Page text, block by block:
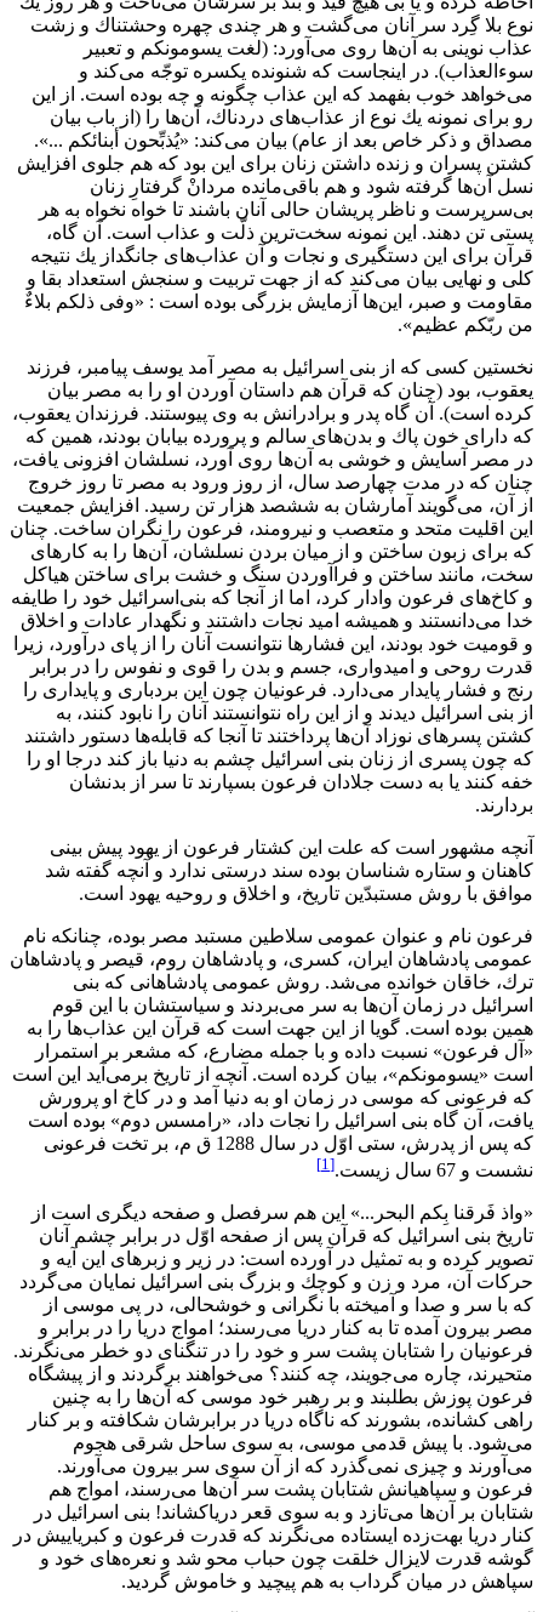
نوع بلا گِرد سر آنان مى‌گشت و هر چندى چهره وحشتناك و زشت
عذاب نوينى به آن‌ها روى مى‌آورد: (لغت يسومونكم و تعبير
سوءالعذاب). در اينجاست كه شنونده يكسره توجّه مى‌كند و
مى‌خواهد خوب بفهمد كه اين عذاب چگونه و چه بوده است. از اين
رو براى نمونه يك نوع از عذاب‌هاى دردناك، آن‌ها را (از باب بيان
مصداق و ذكر خاص بعد از عام) بيان مى‌كند: «يُذبِّحون أبنائكم ...».
كشتن پسران و زنده داشتن زنان براى اين بود كه هم جلوى افزايش
نسل آن‌ها گرفته شود و هم باقى‌مانده مردانْ گرفتارِ زنان
بى‌سرپرست و ناظر پريشان حالى آنان باشند تا خواه نخواه به هر
پستى تن دهند. اين نمونه سخت‌ترين ذلّت و عذاب است. آن گاه،
قرآن براى اين دستگيرى و نجات و آن عذاب‌هاى جانگداز يك نتيجه
كلى و نهايى بيان مى‌كند كه از جهت تربيت و سنجش استعداد بقا و
مقاومت و صبر، اين‌ها آزمايش بزرگى بوده است : «وفى ذلكم بلاءٌ
من ربّكم عظيم».
نخستين كسى كه از بنى اسرائيل به مصر آمد يوسف پيامبر، فرزند
يعقوب، بود (چنان كه قرآن هم داستان آوردن او را به مصر بيان
كرده است). آن گاه پدر و برادرانش به وى پيوستند. فرزندان يعقوب،
كه داراى خون پاك و بدن‌هاى سالم و پرورده بيابان بودند، همين كه
در مصر آسايش و خوشى به آن‌ها روى آورد، نسلشان افزونى يافت،
چنان كه در مدت چهارصد سال، از روز ورود به مصر تا روز خروج
از آن، مى‌گويند آمارشان به ششصد هزار تن رسيد. افزايش جمعيت
اين اقليت متحد و متعصب و نيرومند، فرعون را نگران ساخت. چنان
كه براى زبون ساختن و از ميان بردن نسلشان، آن‌ها را به كارهاى
سخت، مانند ساختن و فراآوردن سنگ و خشت براى ساختن هياكل
و كاخ‌هاى فرعون وادار كرد، اما از آنجا كه بنى‌اسرائيل خود را طايفه
خدا مى‌دانستند و هميشه اميد نجات داشتند و نگهدار عادات و اخلاق
و قوميت خود بودند، اين فشارها نتوانست آنان را از پاى درآورد، زيرا
قدرت روحى و اميدوارى، جسم و بدن را قوى و نفوس را در برابر
رنج و فشار پايدار مى‌دارد. فرعونيان چون اين بردبارى و پايدارى را
از بنى اسرائيل ديدند و از اين راه نتوانستند آنان را نابود كنند، به
كشتن پسرهاى نوزاد آن‌ها پرداختند تا آنجا كه قابله‌ها دستور داشتند
كه چون پسرى از زنان بنى اسرائيل چشم به دنيا باز كند درجا او را
خفه كنند يا به دست جلادان فرعون بسپارند تا سر از بدنشان
بردارند.
آنچه مشهور است كه علت اين كشتار فرعون از يهود پيش بينى
كاهنان و ستاره شناسان بوده سند درستى ندارد و آنچه گفته شد
موافق با روش مستبدّين تاريخ، و اخلاق و روحيه يهود است.
فرعون نام و عنوان عمومى سلاطين مستبد مصر بوده، چنانكه نام
عمومى پادشاهان ايران، كسرى، و پادشاهان روم، قيصر و پادشاهان
ترك، خاقان خوانده مى‌شد. روش عمومى پادشاهانى كه بنى
اسرائيل در زمان آن‌ها به سر مى‌بردند و سياستشان با اين قوم
همين بوده است. گويا از اين جهت است كه قرآن اين عذاب‌ها را به
«آل فرعون» نسبت داده و با جمله مضارع، كه مشعر بر استمرار
است «يسومونكم»، بيان كرده است. آنچه از تاريخ برمى‌آيد اين است
كه فرعونى كه موسى در زمان او به دنيا آمد و در كاخ او پرورش
يافت، آن گاه بنى اسرائيل را نجات داد، «رامسس دوم» بوده است
كه پس از پدرش، ستى اوّل در سال 1288 ق م، بر تخت فرعونى
نشست و 67 سال زيست.
[1]
«واذ فَرقنا بِكم البحر...» اين هم سرفصل و صفحه ديگرى است از
تاريخ بنى اسرائيل كه قرآن پس از صفحه اوّل در برابر چشم آنان
تصوير كرده و به تمثيل در آورده است: در زير و زبرهاى اين آيه و
حركات آن، مرد و زن و كوچك و بزرگ بنى اسرائيل نمايان مى‌گردد
كه با سر و صدا و آميخته با نگرانى و خوشحالى، در پى موسى از
مصر بيرون آمده تا به كنار دريا مى‌رسند؛ امواج دريا را در برابر و
فرعونيان را شتابان پشت سر و خود را در تنگناى دو خطر مى‌نگرند.
متحيرند، چاره مى‌جويند، چه كنند؟ مى‌خواهند برگردند و از پيشگاه
فرعون پوزش بطلبند و بر رهبر خود موسى كه آن‌ها را به چنين
راهى كشانده، بشورند كه ناگاه دريا در برابرشان شكافته و بر كنار
مى‌شود. با پيش قدمى موسى، به سوى ساحل شرقى هجوم
مى‌آورند و چيزى نمى‌گذرد كه از آن سوى سر بيرون مى‌آورند.
فرعون و سپاهيانش شتابان پشت سر آن‌ها مى‌رسند، امواج هم
شتابان بر آن‌ها مى‌تازد و به سوى قعر درياكشاند! بنى اسرائيل در
كنار دريا بهت‌زده ايستاده مى‌نگرند كه قدرت فرعون و كبرياييش در
گوشه قدرت لايزال خلقت چون حباب محو شد و نعره‌هاى خود و
سپاهش در ميان گرداب به هم پيچيد و خاموش گرديد.